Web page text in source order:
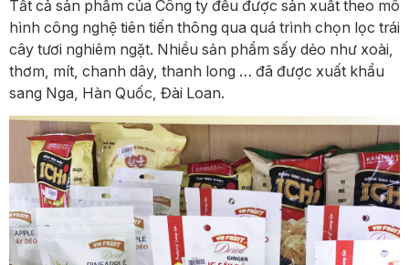
Tất cả sản phẩm của Công ty đều được sản xuất theo mô
hình công nghệ tiên tiến thông qua quá trình chọn lọc trái
cây tươi nghiêm ngặt. Nhiều sản phẩm sấy dẻo như xoài,
thơm, mít, chanh dây, thanh long … đã được xuất khẩu
sang Nga, Hàn Quốc, Đài Loan.